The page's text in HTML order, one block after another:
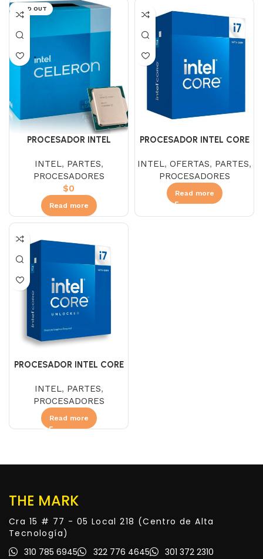
SOLD OUT
PROCESADOR INTEL
INTEL, PARTES,
PROCESADORES
$0
Read more
PROCESADOR INTEL CORE
INTEL, OFERTAS, PARTES,
PROCESADORES
Read more
PROCESADOR INTEL CORE
DISIPADOR
INTEL, PARTES,
PROCESADORES
Read more
THE MARK
Cra 15 # 77 - 05 Local 218 (Centro de Alta
Tecnología)
310 785 6945
322 776 4645 301 372 2310